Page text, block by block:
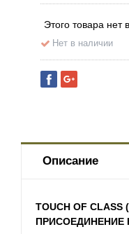
Этого товара нет
Нет в наличии
Описание
TOUCH OF
ПРИСОЕДИНЕНИЕ